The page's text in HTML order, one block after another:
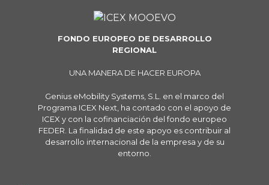
FONDO EUROPEO DE DESARROLLO
REGIONAL
UNA MANERA DE HACER EUROPA
Genius eMobility Systems, S.L. en el marco del
Programa ICEX Next, ha contado con el apoyo de
ICEX y con la cofinanciación del fondo europeo
FEDER. La finalidad de este apoyo es contribuir al
desarrollo internacional de la empresa y de su
entorno.